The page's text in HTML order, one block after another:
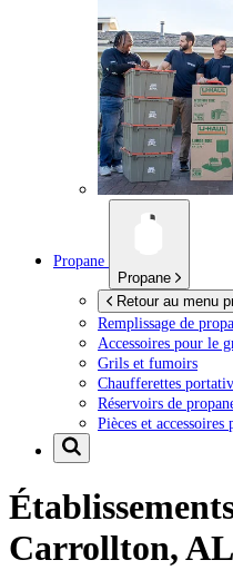
Propane
Propane
Retour au menu
Remplissage de
Accessoires pour le
Grils et fumoirs
Chaufferettes
Réservoirs de
Pièces et
Carrollton, AL